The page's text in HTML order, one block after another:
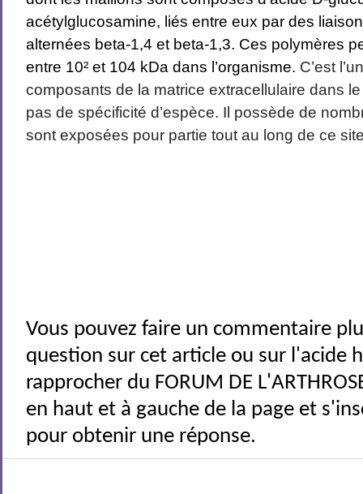
acétylglucosamine, liés entre eux par des
alternées beta-1,4 et beta-1,3. Ces polymères
entre 10² et 104 kDa dans l’organisme. C’est
composants de la matrice extracellulaire dans le
pas de spécificité d’espèce. Il possède de
sont exposées pour partie tout au long de ce
Vous pouvez faire un commentaire
question sur cet article ou sur l'acide
rapprocher du FORUM DE
en haut et à gauche de la page et
pour obtenir une réponse.